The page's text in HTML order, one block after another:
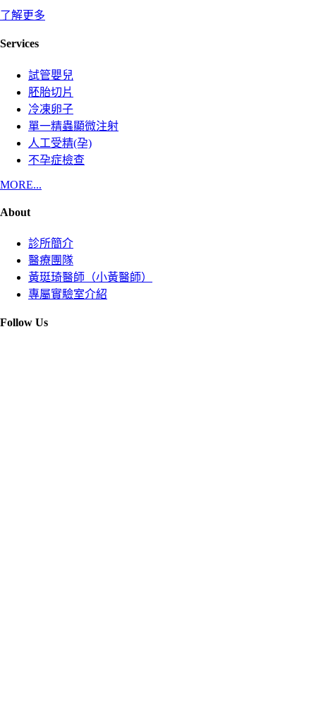
了解更多
Services
試管嬰兒
胚胎切片
冷凍卵子
單一精蟲顯微注射
人工受精(孕)
不孕症檢查
MORE...
About
診所簡介
醫療團隊
黃珽琦醫師（小黃醫師）
專屬實驗室介紹
Follow Us